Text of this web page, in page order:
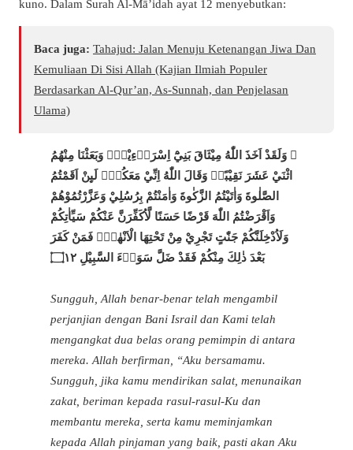
kuno. Dalam Surah Al-Mā’idah ayat 12 menyebutkan:
Baca juga: Tahajud: Jalan Menuju Ketenangan Jiwa Dan
Kemuliaan Di Sisi Allah (Kajian Ilmiah Populer
Berdasarkan Al-Qur’an, As-Sunnah, dan Penjelasan
Ulama)
۞ وَلَقَدْ اَخَذَ اللّٰهُ مِيْثَاقَ بَنِيْٓ اِسْرَاۤءِيْلَۚ وَبَعَثْنَا مِنْهُمُ
اثْنَيْ عَشَرَ نَقِيْبًاۗ وَقَالَ اللّٰهُ اِنِّيْ مَعَكُمْۗ لَىِٕنْ اَقَمْتُمُ
الصَّلٰوةَ وَاٰتَيْتُمُ الزَّكٰوةَ وَاٰمَنْتُمْ بِرُسُلِيْ وَعَزَّرْتُمُوْهُمْ
وَاَقْرَضْتُمُ اللّٰهَ قَرْضًا حَسَنًا لَّاُكَفِّرَنَّ عَنْكُمْ سَيِّاٰتِكُمْ
وَلَاُدْخِلَنَّكُمْ جَنّٰتٍ تَجْرِيْ مِنْ تَحْتِهَا الْاَنْهٰرُۚ فَمَنْ كَفَرَ
بَعْدَ ذٰلِكَ مِنْكُمْ فَقَدْ ضَلَّ سَوَاۤءَ السَّبِيْلِ ۝١٢
Sungguh, Allah benar-benar telah mengambil
perjanjian dengan Bani Israil dan Kami telah
mengangkat dua belas orang pemimpin di antara
mereka. Allah berfirman, “Aku bersamamu.
Sungguh, jika kamu mendirikan salat, menunaikan
zakat, beriman kepada rasul-rasul-Ku dan
membantu mereka, serta kamu meminjamkan
kepada Allah pinjaman yang baik, pasti akan Aku